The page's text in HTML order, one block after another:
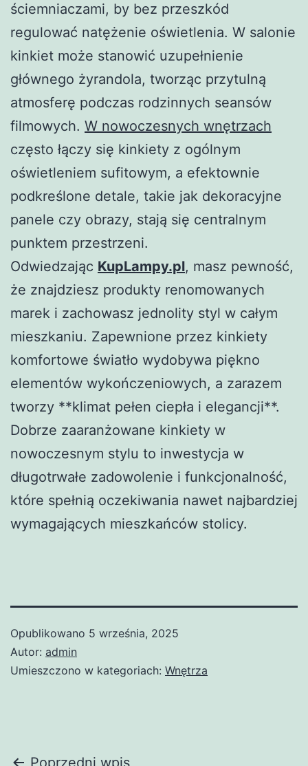
ściemniaczami, by bez przeszkód
regulować natężenie oświetlenia. W salonie
kinkiet może stanowić uzupełnienie
głównego żyrandola, tworząc przytulną
atmosferę podczas rodzinnych seansów
filmowych. W nowoczesnych wnętrzach
często łączy się kinkiety z ogólnym
oświetleniem sufitowym, a efektownie
podkreślone detale, takie jak dekoracyjne
panele czy obrazy, stają się centralnym
punktem przestrzeni.
Odwiedzając KupLampy.pl, masz pewność,
że znajdziesz produkty renomowanych
marek i zachowasz jednolity styl w całym
mieszkaniu. Zapewnione przez kinkiety
komfortowe światło wydobywa piękno
elementów wykończeniowych, a zarazem
tworzy **klimat pełen ciepła i elegancji**.
Dobrze zaaranżowane kinkiety w
nowoczesnym stylu to inwestycja w
długotrwałe zadowolenie i funkcjonalność,
które spełnią oczekiwania nawet najbardziej
wymagających mieszkańców stolicy.
Opublikowano 5 września, 2025
Autor: admin
Umieszczono w kategoriach: Wnętrza
Poprzedni wpis